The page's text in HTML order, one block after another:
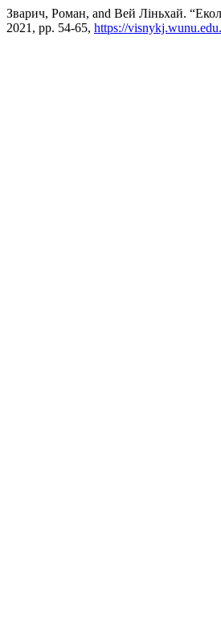
Зварич, Роман, and Вей Ліньхай.
2021, pp. 54-65, https://